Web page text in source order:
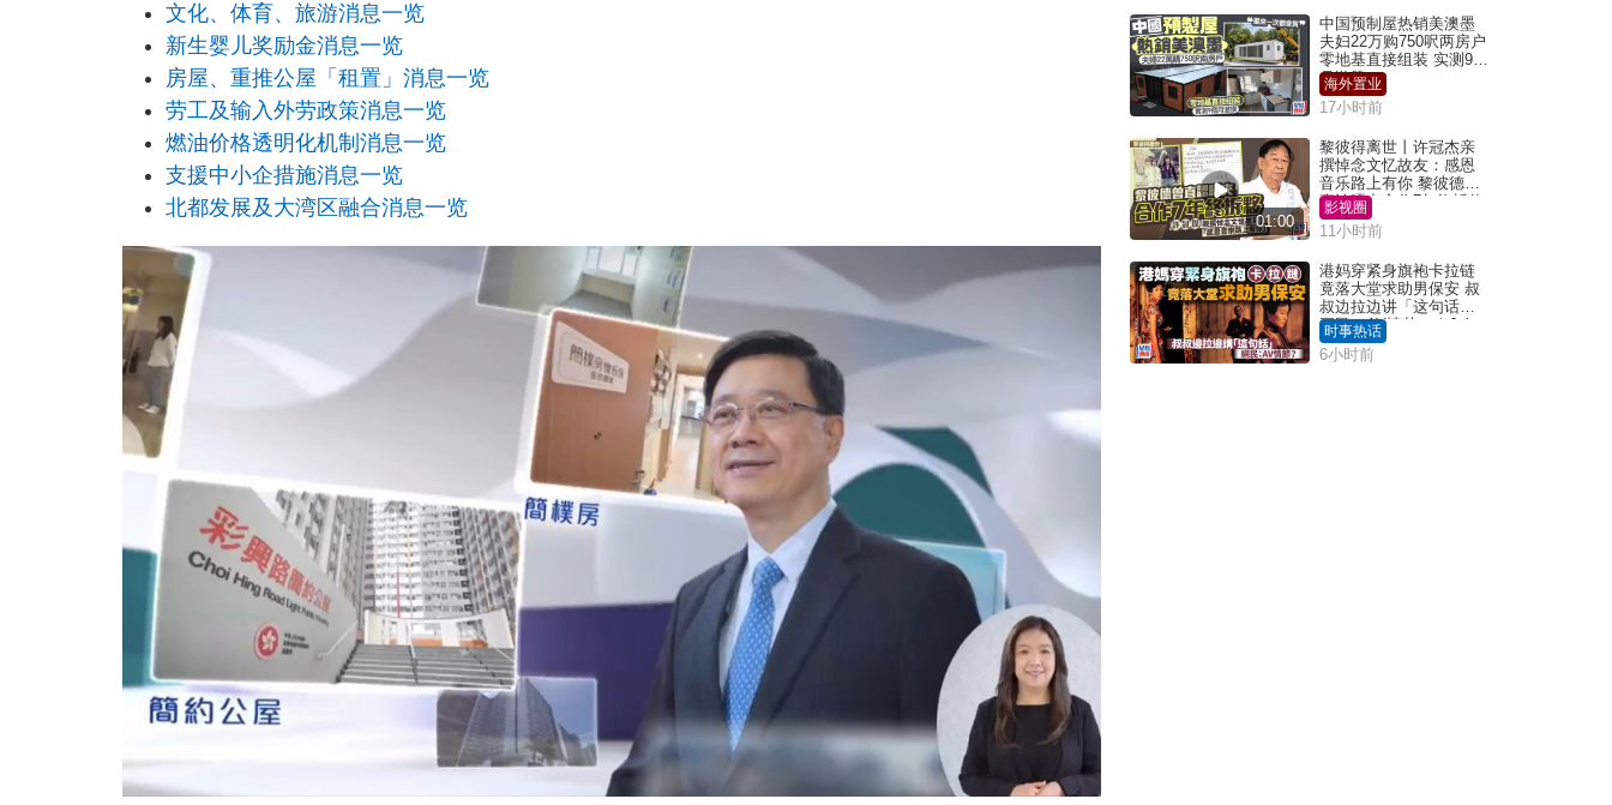
文化、体育、旅游消息一览
新生婴儿奖励金消息一览
房屋、重推公屋「租置」消息一览
劳工及输入外劳政策消息一览
燃油价格透明化机制消息一览
支援中小企措施消息一览
北都发展及大湾区融合消息一览
中国预制屋热销美澳墨
夫妇22万购750呎两房户
零地基直接组装 实测9个
月激赞
海外置业
17小时前
01:00
黎彼得离世丨许冠杰亲
撰悼念文忆故友：感恩
音乐路上有你 黎彼德曾
直认唔夹合作7年终拆伙
影视圈
11小时前
港妈穿紧身旗袍卡拉链
竟落大堂求助男保安 叔
叔边拉边讲「这句话」
网民：AV情节？｜Juicy
叮
时事热话
6小时前